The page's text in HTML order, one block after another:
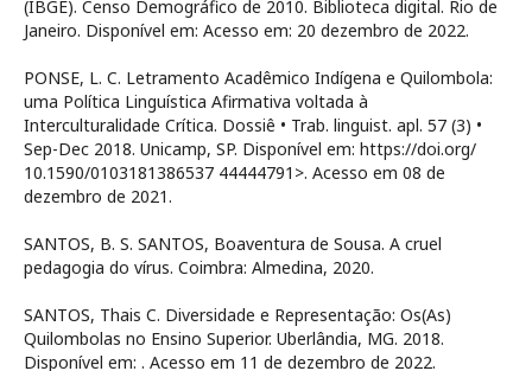
(IBGE). Censo Demográfico de 2010. Biblioteca digital. Rio de
Janeiro. Disponível em: Acesso em: 20 dezembro de 2022.
PONSE, L. C. Letramento Acadêmico Indígena e Quilombola:
uma Política Linguística Afirmativa voltada à
Interculturalidade Crítica. Dossiê • Trab. linguist. apl. 57 (3) •
Sep-Dec 2018. Unicamp, SP. Disponível em: https://doi.org/
10.1590/0103181386537 44444791>. Acesso em 08 de
dezembro de 2021.
SANTOS, B. S. SANTOS, Boaventura de Sousa. A cruel
pedagogia do vírus. Coimbra: Almedina, 2020.
SANTOS, Thais C. Diversidade e Representação: Os(As)
Quilombolas no Ensino Superior. Uberlândia, MG. 2018.
Disponível em: . Acesso em 11 de dezembro de 2022.